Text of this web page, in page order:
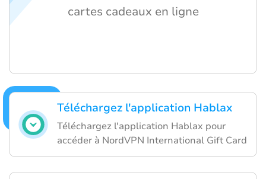
Téléchargez l'application Hablax
Téléchargez l'application Hablax pour
accéder à NordVPN International Gift Card
cartes cadeaux en ligne